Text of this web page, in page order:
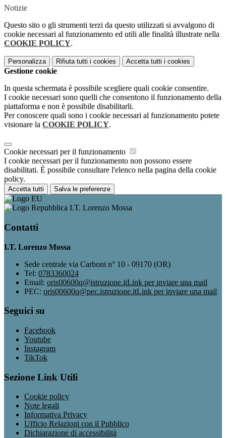
Notizie
Questo sito o gli strumenti terzi da questo utilizzati si avvalgono di
cookie necessari al funzionamento ed utili alle finalità illustrate nella
COOKIE POLICY.
Personalizza Rifiuta tutti i cookies Accetta tutti i cookies
Gestione cookie
In questa schermata è possibile scegliere quali cookie consentire.
I cookie necessari sono quelli che consentono il funzionamento della
piattaforma e non è possibile disabilitarli.
Per conoscere quali sono i cookie necessari al funzionamento potete
visionare la COOKIE POLICY.
Cookie necessari per il funzionamento
I cookie necessari per il funzionamento non possono essere
disabilitati. È possibile consultare l'elenco nella pagina della cookie
policy.
Accetta tutti Salva le preferenze
I.T. Lorenzo Mossa
Contatti
I.T. Lorenzo Mossa
Sede centrale via Carboni n° 10 - 09170 (OR)
Tel: 0783360024
Email: oris00600q@istruzione.itLink per inviare una mail
PEC: oris00600q@pec.istruzione.itLink per inviare una mail
Seguici su
Facebook
Youtube
Instagram
TikTok
Sezione Link Utili
Cookie policy
Note legali
Informativa Privacy
Ufficio Relazioni con il Pubblico
Dichiarazione di accessibilità